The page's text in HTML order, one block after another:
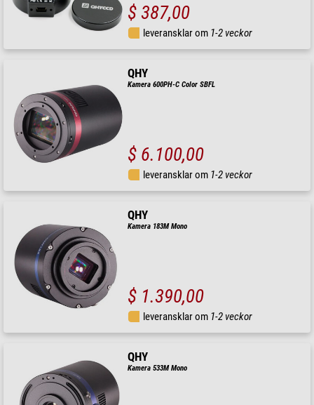
$ 387,00
leveransklar om 1-2 veckor
QHY
Kamera 600PH-C Color SBFL
$ 6.100,00
leveransklar om 1-2 veckor
QHY
Kamera 183M Mono
$ 1.390,00
leveransklar om 1-2 veckor
QHY
Kamera 533M Mono